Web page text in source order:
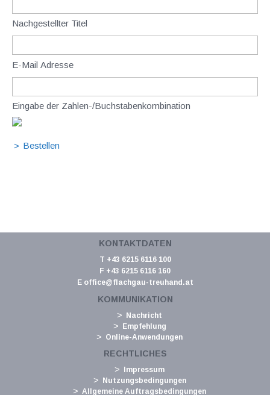
Nachgestellter Titel
E-Mail Adresse
Eingabe der Zahlen-/Buchstabenkombination
KONTAKTDATEN
T +43 6215 6116 100
F +43 6215 6116 160
E office@flachgau-treuhand.at
KOMMUNIKATION
Nachricht
Empfehlung
Online-Anwendungen
RECHTLICHES
Impressum
Nutzungsbedingungen
Allgemeine Auftragsbedingungen